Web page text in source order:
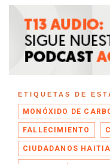
ETIQUETAS DE
MONÓXIDO DE
FALLECIMIENTO
CIUDADANOS